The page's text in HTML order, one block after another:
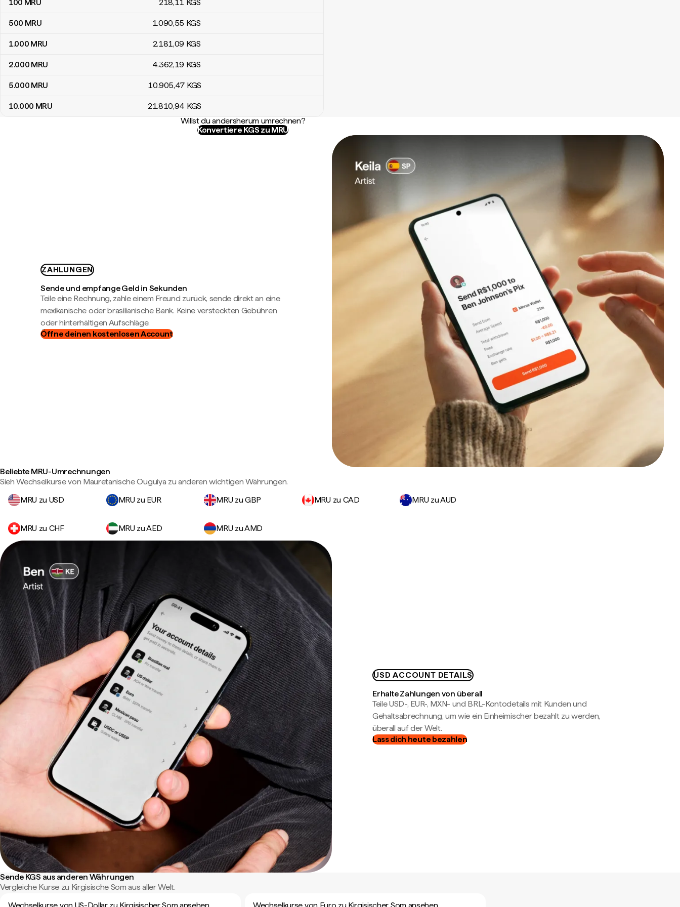
100 MRU 218,11 KGS
500 MRU 1.090,55 KGS
1.000 MRU 2.181,09 KGS
2.000 MRU 4.362,19 KGS
5.000 MRU 10.905,47 KGS
10.000 MRU 21.810,94 KGS
Willst du andersherum umrechnen?
Konvertiere KGS zu MRU
ZAHLUNGEN
Sende und empfange Geld in Sekunden
Teile eine Rechnung, zahle einem Freund zurück, sende direkt an eine
mexikanische oder brasilianische Bank. Keine versteckten Gebühren
oder hinterhältigen Aufschläge.
Öffne deinen kostenlosen Account
Beliebte MRU-Umrechnungen
Sieh Wechselkurse von Mauretanische Ouguiya zu anderen wichtigen Währungen.
MRU zu USD
MRU zu EUR MRU zu GBP MRU zu CAD MRU zu AUD
MRU zu CHF MRU zu AED MRU zu AMD
USD ACCOUNT DETAILS
Erhalte Zahlungen von überall
Teile USD-, EUR-, MXN- und BRL-Kontodetails mit Kunden und
Gehaltsabrechnung, um wie ein Einheimischer bezahlt zu werden,
überall auf der Welt.
Lass dich heute bezahlen
Sende KGS aus anderen Währungen
Vergleiche Kurse zu Kirgisische Som aus aller Welt.